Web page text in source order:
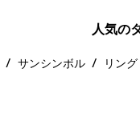
人気の
サンシンボル リング